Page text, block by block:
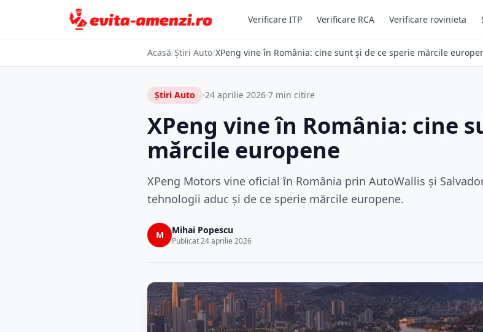
Verificare ITP Verificare RCA Verificare rovinieta
Acasă/Știri Auto/XPeng vine în România: cine sunt și de ce sperie mărcile
Știri Auto ·24 aprilie 2026·7 min citire
XPeng vine în România: cine
mărcile europene
XPeng Motors vine oficial în România prin AutoWallis și
tehnologii aduc și de ce sperie mărcile europene.
M Mihai Popescu
Publicat 24 aprilie 2026